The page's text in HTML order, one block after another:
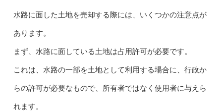
水路に面した土地を売却する際には、いくつかの注意点が
あります。
まず、水路に面している土地は占用許可が必要です。
これは、水路の一部を土地として利用する場合に、行政か
らの許可が必要なもので、所有者ではなく使用者に与えら
れます。